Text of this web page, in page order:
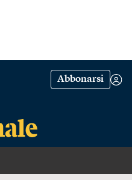
Abbonarsi